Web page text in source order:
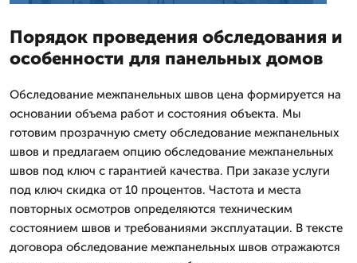
Порядок проведения обследования и
особенности для панельных домов
Обследование межпанельных швов цена формируется на
основании объема работ и состояния объекта. Мы
готовим прозрачную смету обследование межпанельных
швов и предлагаем опцию обследование межпанельных
швов под ключ с гарантией качества. При заказе услуги
под ключ скидка от 10 процентов. Частота и места
повторных осмотров определяются техническим
состоянием швов и требованиями эксплуатации. В тексте
договора обследование межпанельных швов отражаются